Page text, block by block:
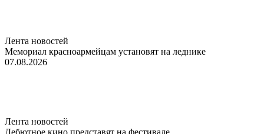
Лента новостей
Мемориал красноармейцам установят на леднике
07.08.2026
Лента новостей
Дебютное кино представят на фестивале